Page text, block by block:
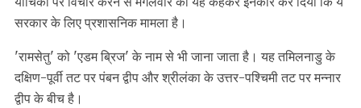
सरकार के लिए प्रशासनिक मामला है।
'रामसेतु' को 'एडम ब्रिज' के नाम से भी जाना जाता है। यह तमिलनाडु के
दक्षिण-पूर्वी तट पर पंबन द्वीप और श्रीलंका के उत्तर-पश्चिमी तट पर मन्नार
द्वीप के बीच है।